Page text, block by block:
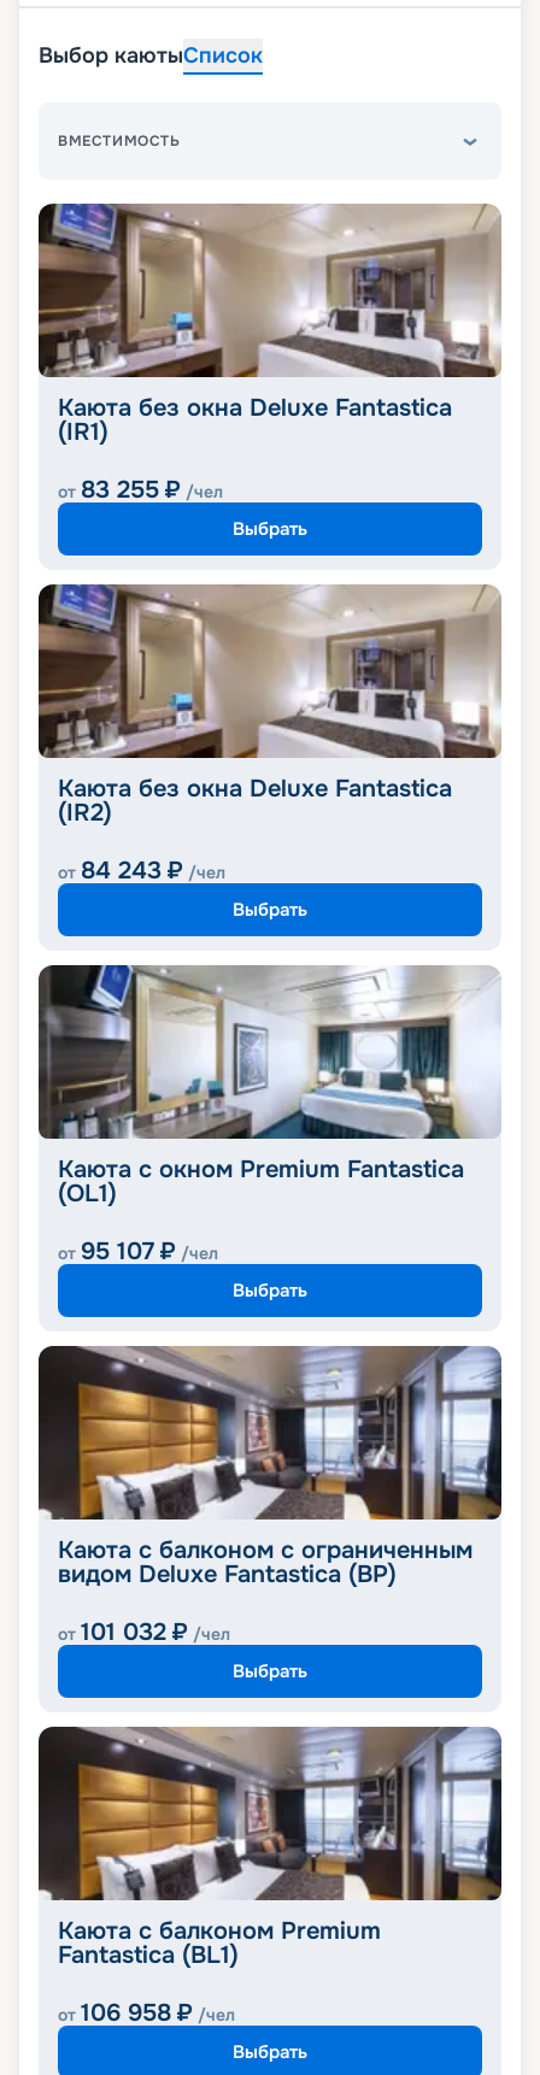
Выбор каютыСписок
ВМЕСТИМОСТЬ
Каюта без окна Deluxe Fantastica
(IR1)
от 83 255 ₽ /чел
Выбрать
Каюта без окна Deluxe Fantastica
(IR2)
от 84 243 ₽ /чел
Выбрать
Каюта с окном Premium Fantastica
(OL1)
от 95 107 ₽ /чел
Выбрать
Каюта с балконом с ограниченным
видом Deluxe Fantastica (BP)
от 101 032 ₽ /чел
Выбрать
Каюта с балконом Premium
Fantastica (BL1)
от 106 958 ₽ /чел
Выбрать